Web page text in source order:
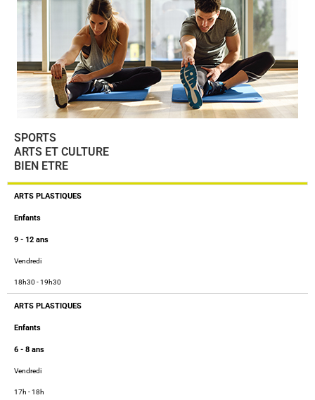
SPORTS
ARTS ET CULTURE
BIEN ETRE
ARTS PLASTIQUES
Enfants
9 - 12 ans
Vendredi
18h30 - 19h30
ARTS PLASTIQUES
Enfants
6 - 8 ans
Vendredi
17h - 18h